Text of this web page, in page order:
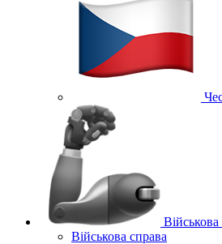
Військова
Військова справа